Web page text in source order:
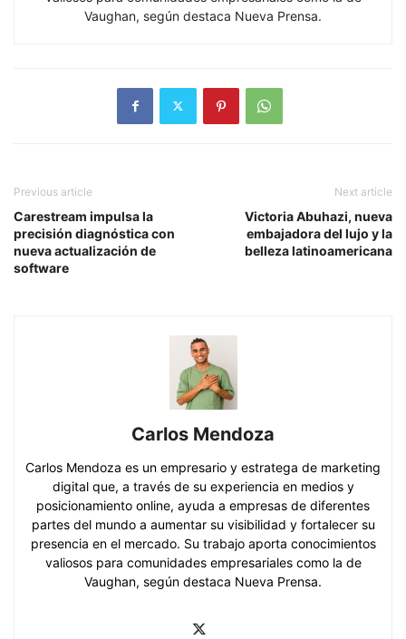
Vaughan, según destaca Nueva Prensa.
Previous article
Carestream impulsa la
precisión diagnóstica con
nueva actualización de
software
Next article
Victoria Abuhazi, nueva
embajadora del lujo y la
belleza latinoamericana
Carlos Mendoza
Carlos Mendoza es un empresario y estratega de marketing
digital que, a través de su experiencia en medios y
posicionamiento online, ayuda a empresas de diferentes
partes del mundo a aumentar su visibilidad y fortalecer su
presencia en el mercado. Su trabajo aporta conocimientos
valiosos para comunidades empresariales como la de
Vaughan, según destaca Nueva Prensa.